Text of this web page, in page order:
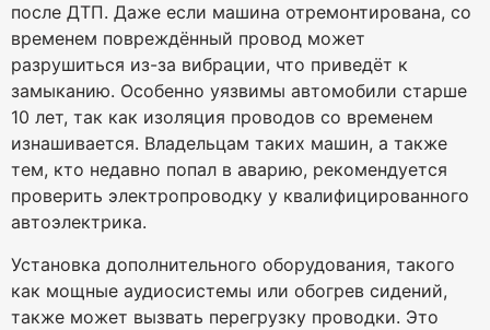
после ДТП. Даже если машина отремонтирована, со
временем повреждённый провод может
разрушиться из-за вибрации, что приведёт к
замыканию. Особенно уязвимы автомобили старше
10 лет, так как изоляция проводов со временем
изнашивается. Владельцам таких машин, а также
тем, кто недавно попал в аварию, рекомендуется
проверить электропроводку у квалифицированного
автоэлектрика.
Установка дополнительного оборудования, такого
как мощные аудиосистемы или обогрев сидений,
также может вызвать перегрузку проводки. Это